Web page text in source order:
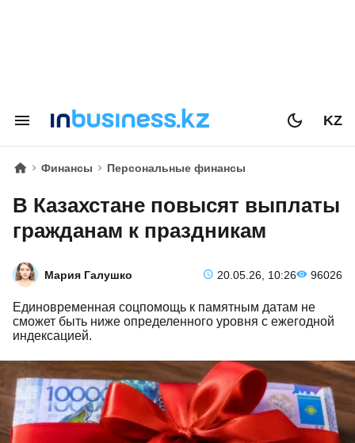
KZ
Финансы Персональные финансы
В Казахстане повысят выплаты
гражданам к праздникам
Мария Галушко 20.05.26, 10:26 96026
Единовременная соцпомощь к памятным датам не
сможет быть ниже определенного уровня с ежегодной
индексацией.